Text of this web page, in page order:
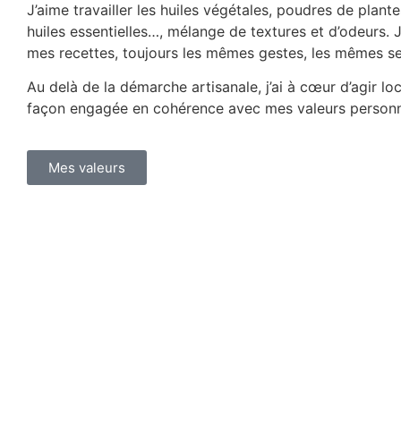
J’aime travailler les huiles végétales, poudres de
huiles essentielles…, mélange de textures et d’odeurs.
mes recettes, toujours les mêmes gestes, les mêmes
Au delà de la démarche artisanale, j’ai à cœur d’agir
façon engagée en cohérence avec mes valeurs
Mes valeurs